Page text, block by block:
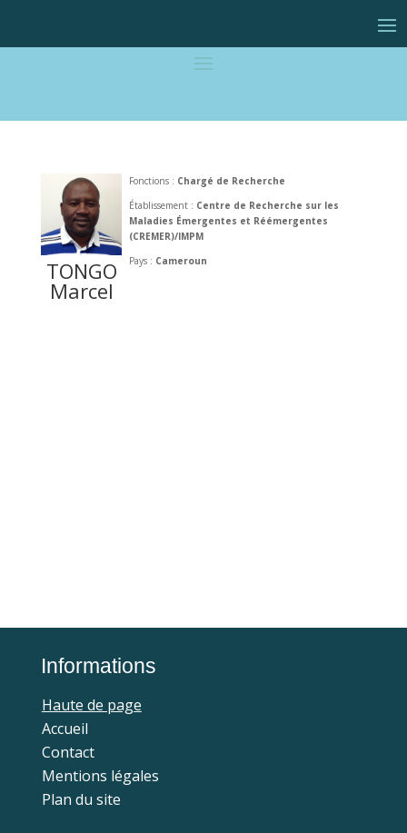
TONGO
Marcel
Fonctions : Chargé de Recherche
Établissement : Centre de Recherche sur les
Maladies Émergentes et Réémergentes
(CREMER)/IMPM
Pays : Cameroun
Informations
Haute de page
Accueil
Contact
Mentions légales
Plan du site